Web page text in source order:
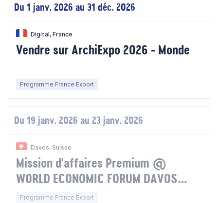
Du 1 janv. 2026 au 31 déc. 2026
Digital, France
Vendre sur ArchiExpo 2026 - Monde
Programme France Export
Du 19 janv. 2026 au 23 janv. 2026
Davos, Suisse
Mission d'affaires Premium @
WORLD ECONOMIC FORUM DAVOS
2026 - Suisse
Programme France Export